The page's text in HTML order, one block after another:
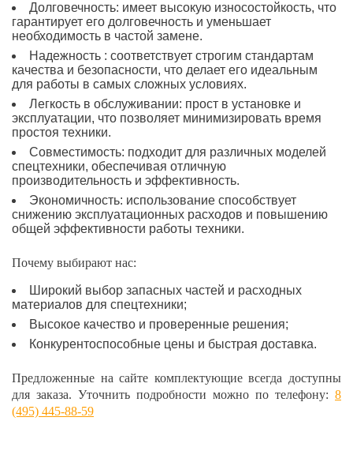
Долговечность: имеет высокую износостойкость, что
гарантирует его долговечность и уменьшает
необходимость в частой замене.
Надежность : соответствует строгим стандартам
качества и безопасности, что делает его идеальным
для работы в самых сложных условиях.
Легкость в обслуживании: прост в установке и
эксплуатации, что позволяет минимизировать время
простоя техники.
Совместимость: подходит для различных моделей
спецтехники, обеспечивая отличную
производительность и эффективность.
Экономичность: использование способствует
снижению эксплуатационных расходов и повышению
общей эффективности работы техники.
Почему выбирают нас:
Широкий выбор запасных частей и расходных
материалов для спецтехники;
Высокое качество и проверенные решения;
Конкурентоспособные цены и быстрая доставка.
Предложенные на сайте комплектующие всегда доступны
для заказа. Уточнить подробности можно по телефону: 8
(495) 445-88-59